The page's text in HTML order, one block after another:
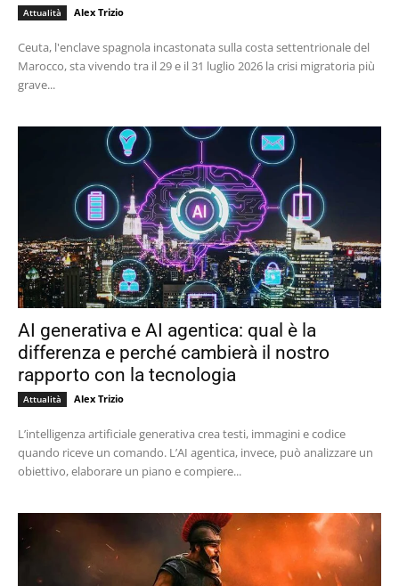
Attualità Alex Trizio
Ceuta, l'enclave spagnola incastonata sulla costa settentrionale del
Marocco, sta vivendo tra il 29 e il 31 luglio 2026 la crisi migratoria più
grave...
AI generativa e AI agentica: qual è la
differenza e perché cambierà il nostro
rapporto con la tecnologia
Attualità Alex Trizio
L’intelligenza artificiale generativa crea testi, immagini e codice
quando riceve un comando. L’AI agentica, invece, può analizzare un
obiettivo, elaborare un piano e compiere...